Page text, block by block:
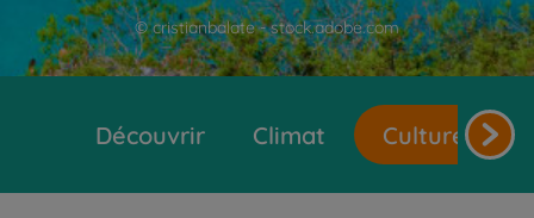
© cristianbalate - stock.adobe.com
Découvrir Climat Cultures et